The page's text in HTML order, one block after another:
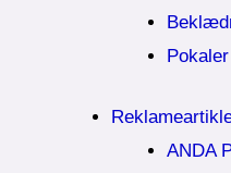
ANDA